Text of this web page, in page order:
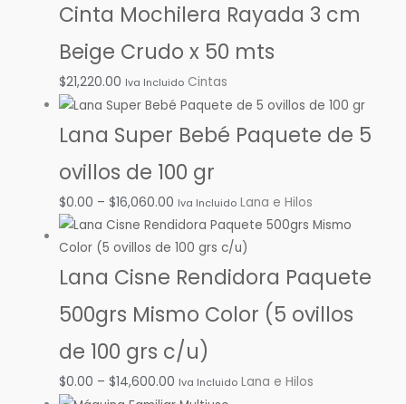
Cinta Mochilera Rayada 3 cm
Beige Crudo x 50 mts
$21,220.00 Iva Incluido Cintas
Lana Super Bebé Paquete de 5
ovillos de 100 gr
$0.00 – $16,060.00 Iva Incluido Lana e Hilos
Lana Cisne Rendidora Paquete
500grs Mismo Color (5 ovillos
de 100 grs c/u)
$0.00 – $14,600.00 Iva Incluido Lana e Hilos